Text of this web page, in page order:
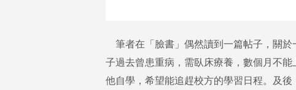
筆者在「臉書」偶然讀到一篇帖子，關於
子過去曾患重病，需臥床療養，數個月不
他自學，希望能追趕校方的學習日程。及